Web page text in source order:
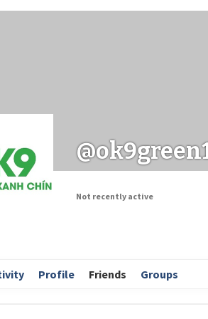
Заходи
Not recently active
Profile Friends Groups